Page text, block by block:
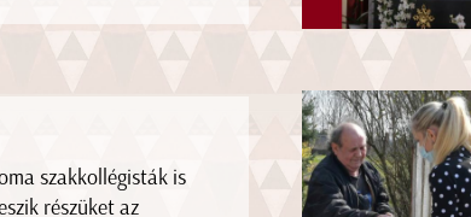
szakkollégisták is
részüket az